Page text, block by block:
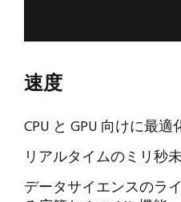
速度
CPU と GPU 向けに最
リアルタイムのミリ秒
データサイエンスのラ